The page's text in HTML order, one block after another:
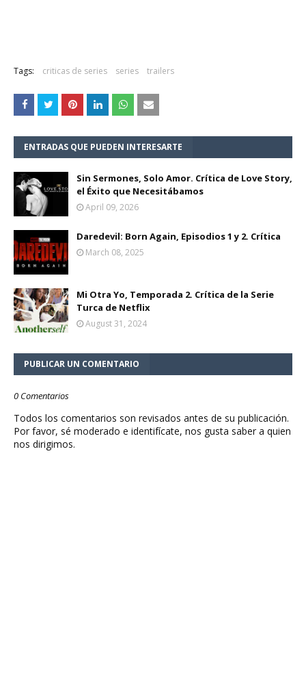
Tags: criticas de series series trailers
ENTRADAS QUE PUEDEN INTERESARTE
Sin Sermones, Solo Amor. Crítica de Love Story,
el Éxito que Necesitábamos
April 09, 2026
Daredevil: Born Again, Episodios 1 y 2. Crítica
March 08, 2025
Mi Otra Yo, Temporada 2. Crítica de la Serie
Turca de Netflix
August 31, 2024
PUBLICAR UN COMENTARIO
0 Comentarios
Todos los comentarios son revisados antes de su publicación.
Por favor, sé moderado e identifícate, nos gusta saber a quien
nos dirigimos.